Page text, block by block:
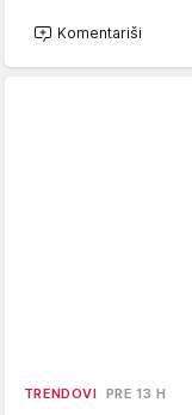
Komentariši
TRENDOVI PRE 13 H